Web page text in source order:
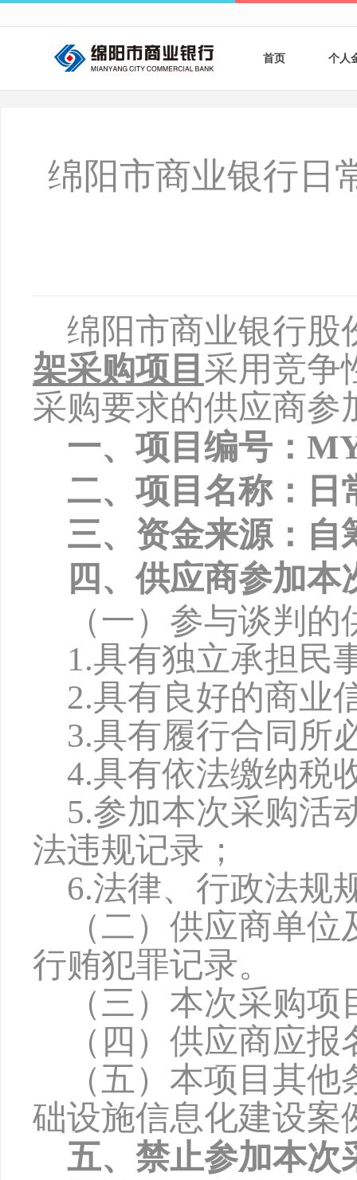
首页 个人
银
绵阳市商业银行日
绵阳市商业银行股
架采购项目 采用竞争
采购要求的供应商参
一、项目编号：
二、项目名称：日
三、资金来源：自
四、供应商参加
（一）参与谈判
1.具有独立承担民
2.具有良好的商业
3.具有履行合同所
4.具有依法缴纳税
5.参加本次采购活
法违规记录；
6.法律、行政法规
（二）供应商单
行贿犯罪记录。
（三）本次采购
（四）供应商应
（五）本项目其
础设施信息化建设案
五、禁止参加本次